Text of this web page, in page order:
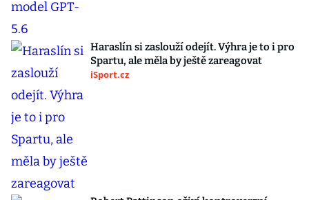
Haraslín si zaslouží odejít. Výhra je to i pro
Spartu, ale měla by ještě zareagovat
iSport.cz